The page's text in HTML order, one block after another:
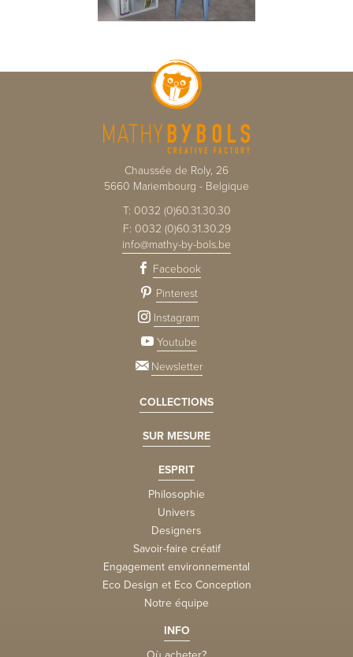
Chaussée de Roly, 26
5660 Mariembourg - Belgique
T: 0032 (0)60.31.30.30
F: 0032 (0)60.31.30.29
info@mathy-by-bols.be
Facebook
Pinterest
Instagram
Youtube
Newsletter
COLLECTIONS
SUR MESURE
ESPRIT
Philosophie
Univers
Designers
Savoir-faire créatif
Engagement environnemental
Eco Design et Eco Conception
Notre équipe
INFO